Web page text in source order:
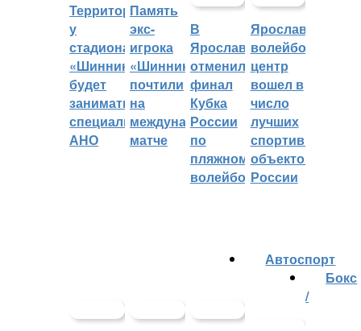
Территорией
у
стадиона
«Шинник»
будет
заниматься
специальное
АНО
Память
экс-
игрока
«Шинника»
почтили
на
международном
матче
В
Ярославле
отменили
финал
Кубка
России
по
пляжному
волейболу
Ярославский
волейбольный
центр
вошел в
число
лучших
спортивных
объектов
России
Автоспорт
Бокс
/